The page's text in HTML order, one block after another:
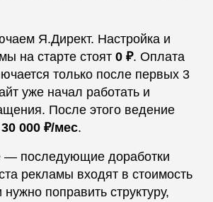
Я.Директ. Настройка и
на старте стоят 0 ₽. Оплата
только после первых 3
уже начал работать и
После этого ведение
30 000 ₽/мес.
— последующие доработки
рекламы входят в стоимость
поправить структуру,